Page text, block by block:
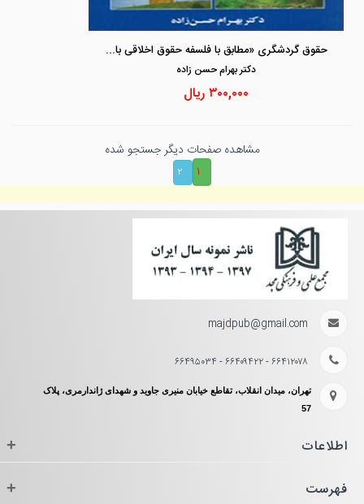
حقوق گردشگری «مطابق با فلسفه حقوق اخلاقی با ارائه الگو و استانداردهای اسلامی»
دكتر بهرام حسن زاده
۳۰۰,۰۰۰ریال
مشاهده صفحات دیگر جستجو شده
۱
۲
majdpub@gmail.com
۶۶۴۱۲۰۷۸ - ۶۶۴۰۹۴۲۲ - ۶۶۴۹۵۰۳۴
تهران، میدان انقلاب، تقاطع خیابان منیری جاوید و شهدای ژاندارمری، پلاک
57
اطلاعات +
فهرست +